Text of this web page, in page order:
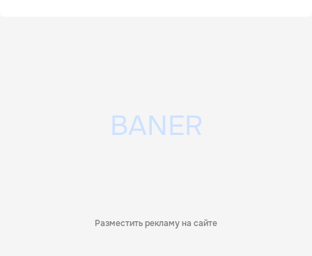
Разместить рекламу на сайте